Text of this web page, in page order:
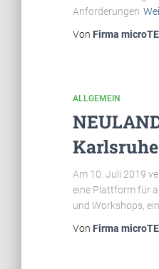
Anforderungen
Von Firma
ALLGEMEIN
Am 10. Juli 2019
eine Plattform für
und Workshops,
Von Firma